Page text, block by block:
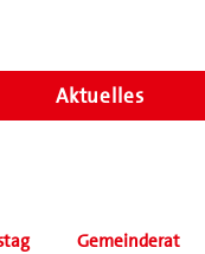
Aktuelles
Gemeinderat